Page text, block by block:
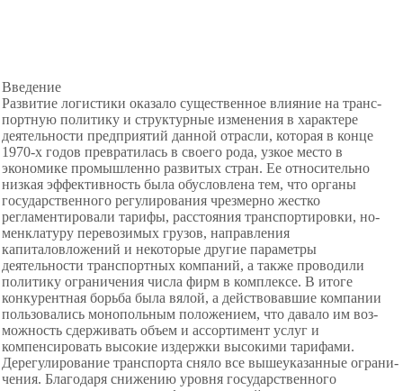
Введение
Развитие логистики оказало существенное влияние на транс­
портную политику и структурные изменения в характере
деятель­ности предприятий данной отрасли, которая в конце
1970-х годов превратилась в своего рода, узкое место в
экономике промышленно развитых стран. Ее относительно
низкая эффективность была обус­ловлена тем, что органы
государственного регулирования чрезмерно жестко
регламентировали тарифы, расстояния транспортировки, но­
менклатуру перевозимых грузов, направления
капиталовложений и некоторые другие параметры
деятельности транспортных компаний, а также проводили
политику ограничения числа фирм в комплексе. В итоге
конкурентная борьба была вялой, а действовавшие компа­нии
пользовались монопольным положением, что давало им воз­
можность сдерживать объем и ассортимент услуг и
компенсировать высокие издержки высокими тарифами.
Дерегулирование транспорта сняло все вышеуказанные ограни­
чения. Благодаря снижению уровня государственного